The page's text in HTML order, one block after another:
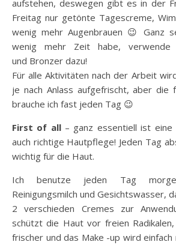
aufstehen, deswegen gibt es in der
Freitag nur getönte Tagescreme,
wenig mehr Augenbrauen 😉 Ganz
wenig mehr Zeit habe, verwende
und Bronzer dazu!
Für alle Aktivitäten nach der Arbeit
je nach Anlass aufgefrischt, aber die
brauche ich fast jeden Tag 😉
First of all– ganz essentiell ist eine
auch richtige Hautpflege! Jeden Tag
wichtig für die Haut.
Ich benutze jeden Tag
Reinigungsmilch und Gesichtswasser,
2 verschieden Cremes zur
schützt die Haut vor freien
frischer und das Make -up wird einfach